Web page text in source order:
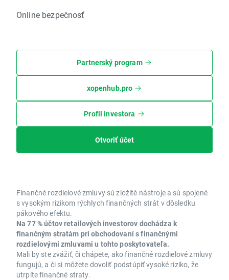
Online bezpečnosť
Partnerský program
xopenhub.pro
Profil investora
Otvoriť účet
Finančné rozdielové zmluvy sú zložité nástroje a sú spojené
s vysokým rizikom rýchlych finančných strát v dôsledku
pákového efektu.
Na 77 % účtov retailových investorov dochádza k
finančným stratám pri obchodovaní s finančnými
rozdielovými zmluvami u tohto poskytovateľa.
Mali by ste zvážiť, či chápete, ako finančné rozdielové zmluvy
fungujú, a či si môžete dovoliť podstúpiť vysoké riziko, že
utrpíte finančné straty.